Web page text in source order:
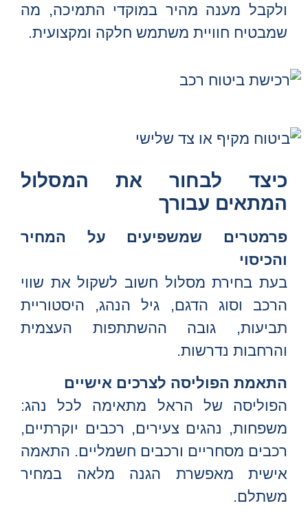
ולקבל מענה מהיר במוקדי התמיכה, מה
שמבטיח חוויית משתמש חלקה ומקצועית.
כיצד לבחור את המסלול
המתאים עבורך
פרמטרים שמשפיעים על המחיר
והכיסוי
בעת בחירת מסלול חשוב לשקול את שווי
הרכב וסוג הדגם, גיל הנהג, היסטוריית
תביעות, גובה ההשתתפות העצמית
והרחבות נדרשות.
התאמת הפוליסה לצרכים אישיים
הפוליסה של הראל מתאימה לכל נהג:
משפחות, נהגים צעירים, רכבים יוקרתיים,
רכבים מסחריים ורכבים חשמליים. התאמה
אישית מאפשרת הגנה מלאה במחיר
משתלם.